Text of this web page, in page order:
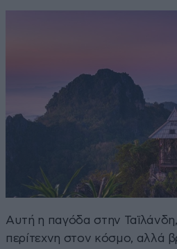
Αυτή η παγόδα στην Ταϊλάνδη,
περίτεχνη στον κόσμο, αλλά